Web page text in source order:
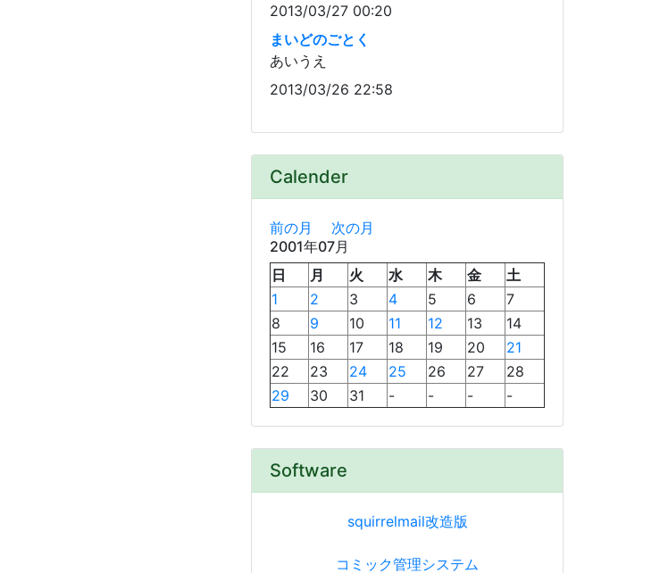
2013/03/27 00:20
まいどのごとく
あいうえ
2013/03/26 22:58
Calender
前の月
次の月
2001年07月
日
月 火 水 木 金
土
1
2 3 4 5 6
7
8
9 10 11 12 13
14
15
16 17 18 19 20
21
22
23 24 25 26 27
28
29
30 31 - - - -
Software
squirrelmail改造版
コミック管理システム